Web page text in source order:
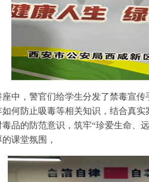
座中，警官们给学生分发了禁毒宣传
如何防止吸毒等相关知识，结合真
毒品的防范意识，筑牢“珍爱生命、
课堂氛围，